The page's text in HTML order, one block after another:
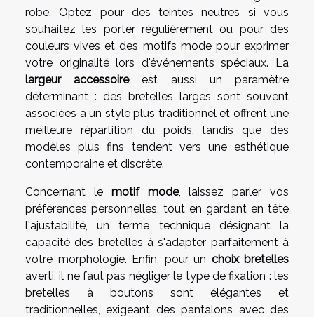
robe. Optez pour des teintes neutres si vous
souhaitez les porter régulièrement ou pour des
couleurs vives et des motifs mode pour exprimer
votre originalité lors d'événements spéciaux. La
largeur accessoireest aussi un paramètre
déterminant : des bretelles larges sont souvent
associées à un style plus traditionnel et offrent une
meilleure répartition du poids, tandis que des
modèles plus fins tendent vers une esthétique
contemporaine et discrète.
Concernant le motif mode, laissez parler vos
préférences personnelles, tout en gardant en tête
l'ajustabilité, un terme technique désignant la
capacité des bretelles à s'adapter parfaitement à
votre morphologie. Enfin, pour un choix bretelles
averti, il ne faut pas négliger le type de fixation : les
bretelles à boutons sont élégantes et
traditionnelles, exigeant des pantalons avec des